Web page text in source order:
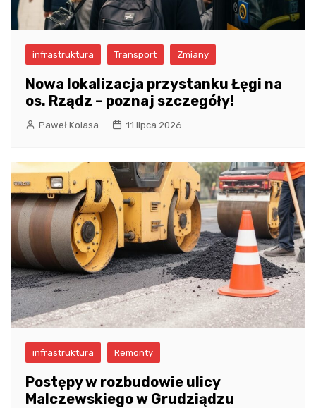
infrastruktura Transport Zmiany
Nowa lokalizacja przystanku Łęgi na
os. Rządz – poznaj szczegóły!
Paweł Kolasa 11 lipca 2026
infrastruktura Remonty
Postępy w rozbudowie ulicy
Malczewskiego w Grudziądzu